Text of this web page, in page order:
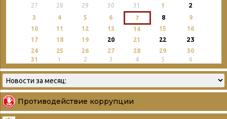
27 28 29 30 31 1 2
3 4 5 6 7 8
9
10
11 12 13 14 15
16
17
18 19 20 21 22 23
24 25 26 27 28 29
30
31
1 2 3 4 5 6
Противодействие коррупции